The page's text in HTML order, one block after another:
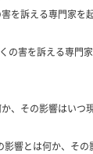
を訴える専門家を
の害を訴える専門家
、その影響はいつ
響とは何か、その